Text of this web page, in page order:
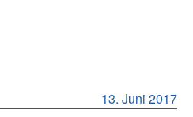
13. Juni 2017